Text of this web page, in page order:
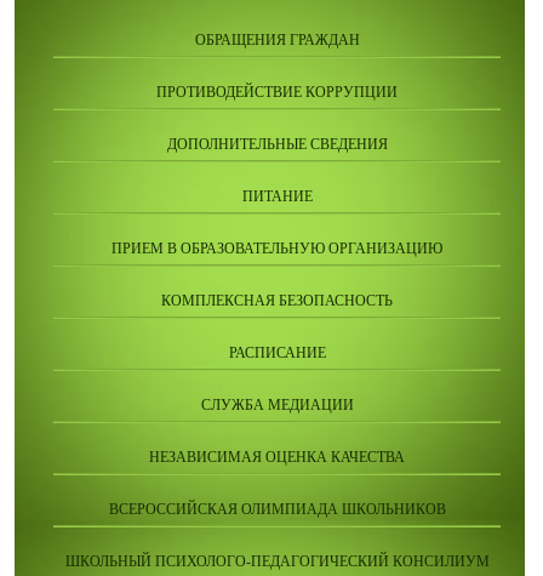
ОБРАЩЕНИЯ ГРАЖДАН
ПРОТИВОДЕЙСТВИЕ КОРРУПЦИИ
ДОПОЛНИТЕЛЬНЫЕ СВЕДЕНИЯ
ПИТАНИЕ
ПРИЕМ В ОБРАЗОВАТЕЛЬНУЮ ОРГАНИЗАЦИЮ
КОМПЛЕКСНАЯ БЕЗОПАСНОСТЬ
РАСПИСАНИЕ
СЛУЖБА МЕДИАЦИИ
НЕЗАВИСИМАЯ ОЦЕНКА КАЧЕСТВА
ВСЕРОССИЙСКАЯ ОЛИМПИАДА ШКОЛЬНИКОВ
ШКОЛЬНЫЙ ПСИХОЛОГО-ПЕДАГОГИЧЕСКИЙ КОНСИЛИУМ